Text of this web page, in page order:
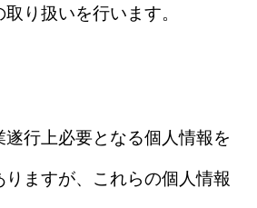
り扱いを行います。
行上必要となる個人情報を
ますが、これらの個人情報